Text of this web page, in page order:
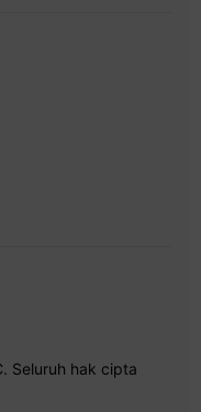
Seluruh hak cipta